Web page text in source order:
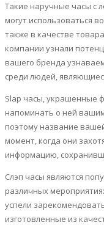
Такие наручные часы с
могут использоваться
также в качестве
компании узнали
вашего бренда
среди людей,
Slap часы, украшенные
напоминать о ней
поэтому название
момент, когда они
информацию,
Слэп часы являются
различных
успели
изготовленные из